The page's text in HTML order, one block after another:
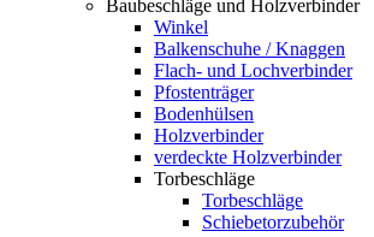
Baubeschläge und Holzverbinder
Winkel
Balkenschuhe / Knaggen
Flach- und Lochverbinder
Pfostenträger
Bodenhülsen
Holzverbinder
verdeckte Holzverbinder
Torbeschläge
Torbeschläge
Schiebetorzubehör